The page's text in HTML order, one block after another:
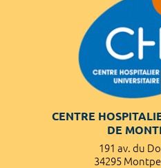
CENTRE
DE
191 av. du
34295